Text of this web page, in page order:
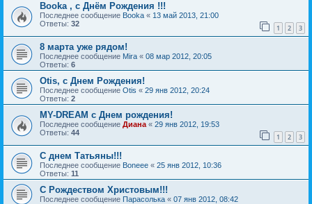
Booka , с Днём Рождения !!!
Последнее сообщение Booka « 13 май 2013, 21:00
Ответы: 32 1 2 3
8 марта уже рядом!
Последнее сообщение Mira « 08 мар 2012, 20:05
Ответы: 6
Otis, с Днем Рождения!
Последнее сообщение Otis « 29 янв 2012, 20:24
Ответы: 2
MY-DREAM с Днем рождения!
Последнее сообщение Диана « 29 янв 2012, 19:53
Ответы: 44 1 2 3
С днем Татьяны!!!
Последнее сообщение Boneee « 25 янв 2012, 10:36
Ответы: 11
С Рождеством Христовым!!!
Последнее сообщение Парасолька « 07 янв 2012, 08:42